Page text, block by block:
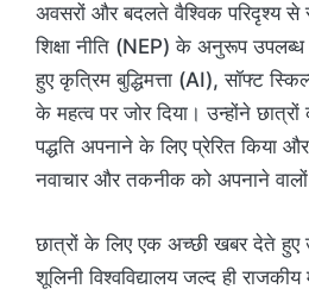
अवसरों और बदलते वैश्विक परिदृश्य से
शिक्षा नीति (NEP) के अनुरूप उपलब्ध
हुए कृत्रिम बुद्धिमत्ता (AI), सॉफ्ट
के महत्व पर जोर दिया। उन्होंने
पद्धति अपनाने के लिए प्रेरित किया
नवाचार और तकनीक को अपनाने वालों
छात्रों के लिए एक अच्छी खबर देते हुए
शूलिनी विश्वविद्यालय जल्द ही